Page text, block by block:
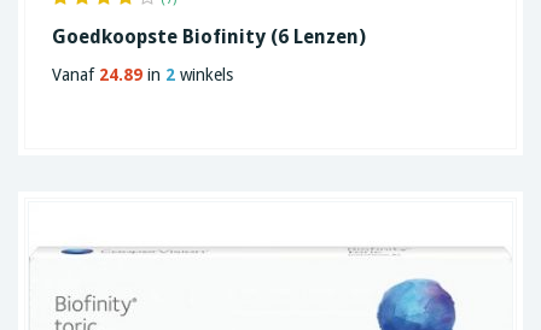
Goedkoopste Biofinity (6 Lenzen)
Vanaf 24.89 in 2 winkels